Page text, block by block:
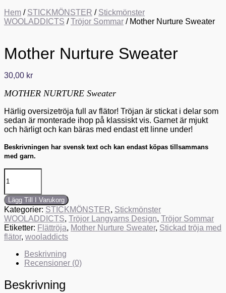
Hem / STICKMÖNSTER / Stickmönster
WOOLADDICTS /Tröjor Sommar / Mother Nurture Sweater
Mother Nurture Sweater
30,00 kr
MOTHER NURTURE Sweater
Härlig oversizetröja full av flätor! Tröjan är stickat i delar som
sedan är monterade ihop på klassiskt vis. Garnet är mjukt
och härligt och kan bäras med endast ett linne under!
Beskrivningen har svensk text och kan endast köpas tillsammans
med garn.
Mother
Nurture
mängd
Lägg Till I Varukorg
Kategorier: STICKMÖNSTER, Stickmönster
WOOLADDICTS, Tröjor Langyarns Design, Tröjor Sommar
Etiketter: Flättröja, Mother Nurture Sweater, Stickad tröja med
flätor, wooladdicts
Beskrivning
Recensioner (0)
Beskrivning